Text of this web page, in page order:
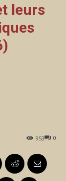
leurs
0
953